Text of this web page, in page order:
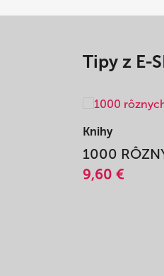
Tipy z E-
Knihy
1000
9,60 €